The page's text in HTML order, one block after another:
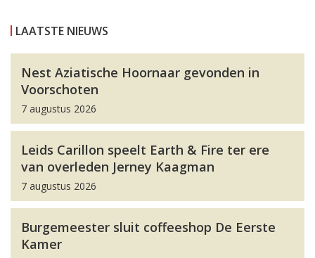
LAATSTE NIEUWS
Nest Aziatische Hoornaar gevonden in
Voorschoten
7 augustus 2026
Leids Carillon speelt Earth & Fire ter ere
van overleden Jerney Kaagman
7 augustus 2026
Burgemeester sluit coffeeshop De Eerste
Kamer